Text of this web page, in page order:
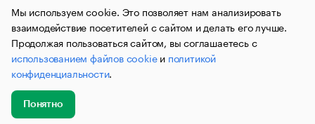
© АО «РОСБИЗНЕСКОНСАЛТИНГ»,1995–2026.Сообщения
и материалы информационного агентства «РБК»
(зарегистрировано Федеральной службой по надзору в сфере
связи, информационных технологий и массовых
коммуникаций (Роскомнадзор) 09.12.2015 за номером ИА
№ФС77-63848) сопровождаются пометкой «РБК». Отдельные
публикации могут содержать информацию,
не предназначенную для пользователей
до 18 лет.
Мы используем cookie. Это позволяет нам анализировать
взаимодействие посетителей с сайтом и делать его лучше.
Продолжая пользоваться сайтом, вы соглашаетесь с
использованием файлов cookieи политикой
конфиденциальности.
Понятно